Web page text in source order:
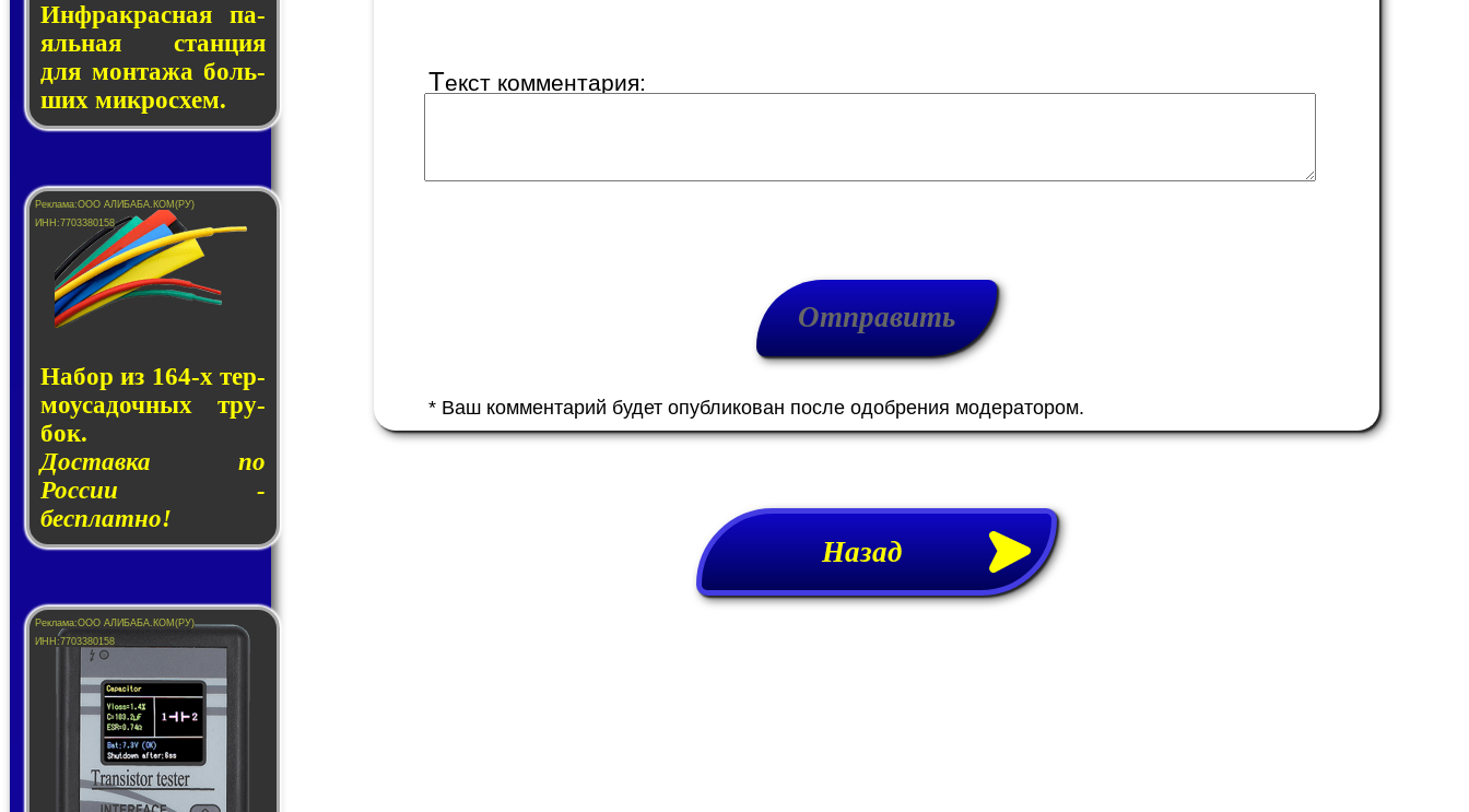
Инфракрасная па­
яль­ная стан­ция
для мон­та­жа боль­
ших ми­кро­схем.
Набор из 164-х тер­
мо­у­са­доч­ных тру­
бок.
Доставка по
России -
бесплатно!
Текст комментария:
* Ваш комментарий будет опубликован после одобрения модератором.
Назад